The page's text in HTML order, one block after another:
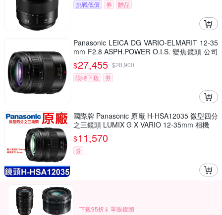
挑戰低價
券 贈品
Panasonic LEICA DG VARIO-ELMARIT 12-35
mm F2.8 ASPH.POWER O.I.S. 變焦鏡頭 公司
貨 H-ES12035
$27,455 $28,900
限時下殺
券
國際牌 Panasonic 原廠 H-HSA12035 微型四分
之三鏡頭 LUMIX G X VARIO 12-35mm 相機
$11,570
券
下殺95折⇓ 單眼鏡頭